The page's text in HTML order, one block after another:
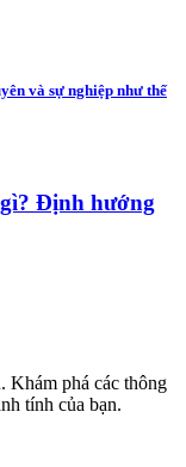
và sự nghiệp như thế
Định hướng
Khám phá các thông
tính của bạn.